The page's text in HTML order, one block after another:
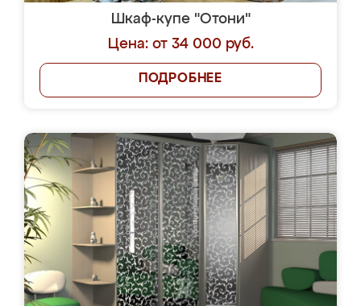
Шкаф-купе "Отони"
Цена: от 34 000 руб.
ПОДРОБНЕЕ